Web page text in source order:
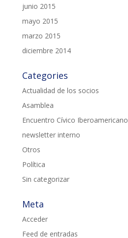
junio 2015
mayo 2015
marzo 2015
diciembre 2014
Categories
Actualidad de los socios
Asamblea
Encuentro Cívico Iberoamericano
newsletter interno
Otros
Política
Sin categorizar
Meta
Acceder
Feed de entradas